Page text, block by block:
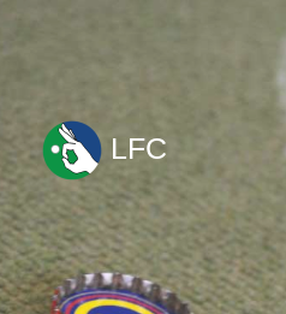
ir
al
contenido
LFC